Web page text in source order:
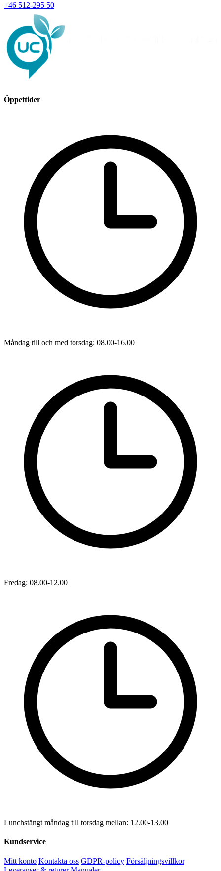
+46 512-295 50
Öppettider
Måndag till och med torsdag: 08.00-16.00
Fredag: 08.00-12.00
Lunchstängt måndag till torsdag mellan: 12.00-13.00
Kundservice
Mitt konto Kontakta oss GDPR-policy Försäljningsvillkor